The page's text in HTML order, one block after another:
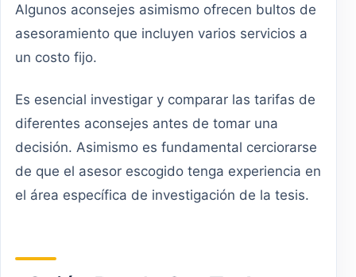
Algunos aconsejes asimismo ofrecen bultos de
asesoramiento que incluyen varios servicios a
un costo fijo.
Es esencial investigar y comparar las tarifas de
diferentes aconsejes antes de tomar una
decisión. Asimismo es fundamental cerciorarse
de que el asesor escogido tenga experiencia en
el área específica de investigación de la tesis.